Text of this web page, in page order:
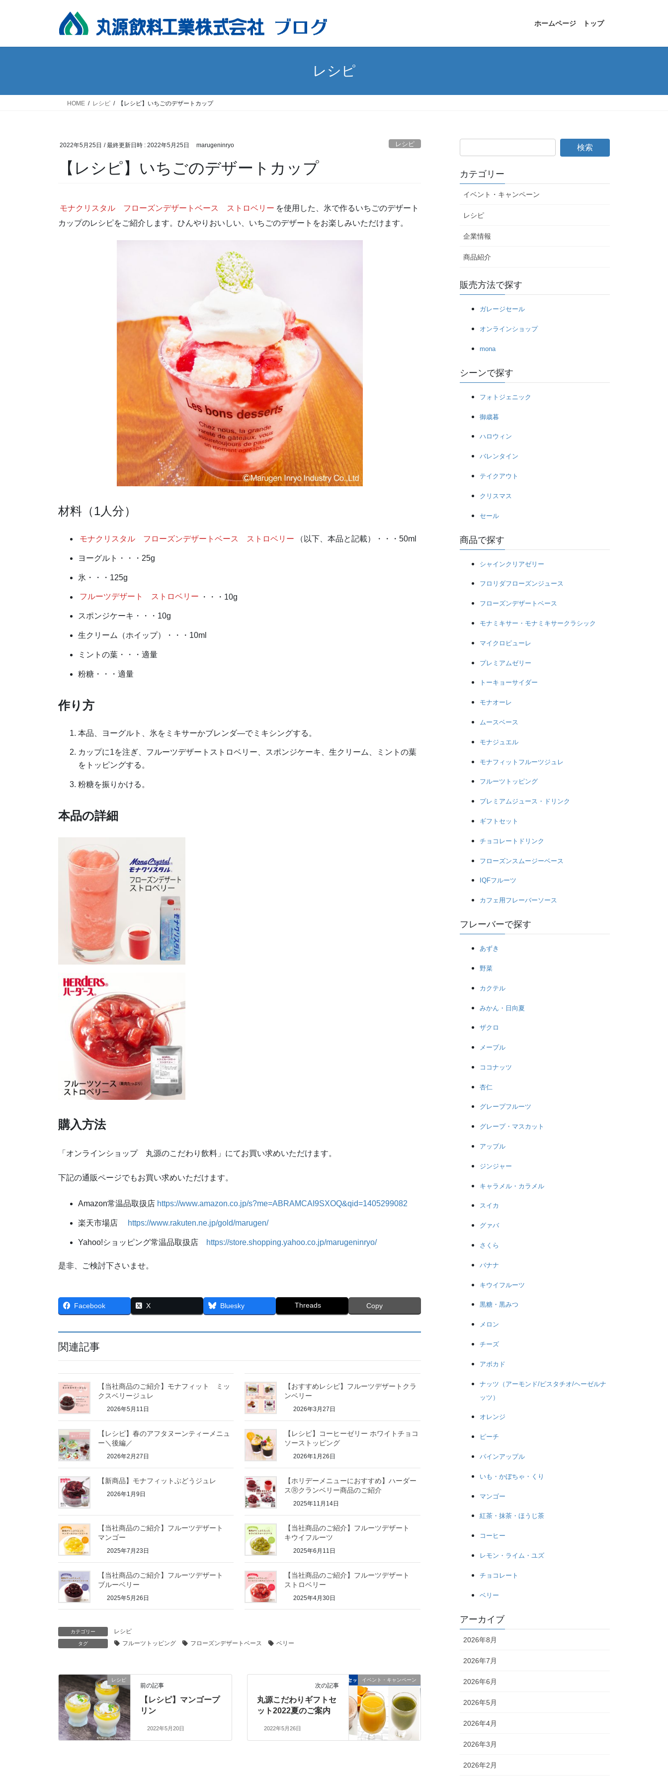
ホームページ トップ
レシピ
HOME レシピ 【レシピ】いちごのデザートカップ
2022年5月25日 / 最終更新日時 : 2022年5月25日 marugeninryo レシピ
【レシピ】いちごのデザートカップ
モナクリスタル フローズンデザートベース ストロベリー を使用した、氷で作るいちごのデザート
カップのレシピをご紹介します。ひんやりおいしい、いちごのデザートをお楽しみいただけます。
材料（1人分）
モナクリスタル フローズンデザートベース ストロベリー （以下、本品と記載）・・・50ml
ヨーグルト・・・25g
氷・・・125g
フルーツデザート ストロベリー ・・・10g
スポンジケーキ・・・10g
生クリーム（ホイップ）・・・10ml
ミントの葉・・・適量
粉糖・・・適量
作り方
本品、ヨーグルト、氷をミキサーかブレンダ―でミキシングする。
カップに1を注ぎ、フルーツデザートストロベリー、スポンジケーキ、生クリーム、ミントの葉
をトッピングする。
粉糖を振りかける。
本品の詳細
購入方法
「オンラインショップ 丸源のこだわり飲料」にてお買い求めいただけます。
下記の通販ページでもお買い求めいただけます。
Amazon常温品取扱店 https://www.amazon.co.jp/s?me=ABRAMCAI9SXOQ&qid=1405299082
楽天市場店 https://www.rakuten.ne.jp/gold/marugen/
Yahoo!ショッピング常温品取扱店 https://store.shopping.yahoo.co.jp/marugeninryo/
是非、ご検討下さいませ。
Facebook X Bluesky Threads Copy
関連記事
【当社商品のご紹介】モナフィット ミッ
クスベリージュレ
2026年5月11日
【おすすめレシピ】フルーツデザートクラ
ンベリー
2026年3月27日
【レシピ】春のアフタヌーンティーメニュ
ー＼後編／
2026年2月27日
【レシピ】コーヒーゼリー ホワイトチョコ
ソーストッピング
2026年1月26日
【新商品】モナフィットぶどうジュレ
2026年1月9日
【ホリデーメニューにおすすめ】ハーダー
スⓇクランベリー商品のご紹介
2025年11月14日
【当社商品のご紹介】フルーツデザート
マンゴー
2025年7月23日
【当社商品のご紹介】フルーツデザート
キウイフルーツ
2025年6月11日
【当社商品のご紹介】フルーツデザート
ブルーベリー
2025年5月26日
【当社商品のご紹介】フルーツデザート
ストロベリー
2025年4月30日
カテゴリー レシピ
タグ フルーツトッピング フローズンデザートベース ベリー
レシピ
前の記事
【レシピ】マンゴープ
リン
2022年5月20日
イベント・キャンペーン
次の記事
丸源こだわりギフトセ
ット2022夏のご案内
2022年5月26日
カテゴリー
イベント・キャンペーン
レシピ
企業情報
商品紹介
販売方法で探す
ガレージセール
オンラインショップ
mona
シーンで探す
フォトジェニック
御歳暮
ハロウィン
バレンタイン
テイクアウト
クリスマス
セール
商品で探す
シャインクリアゼリー
フロリダフローズンジュース
フローズンデザートベース
モナミキサー・モナミキサークラシック
マイクロピューレ
プレミアムゼリー
トーキョーサイダー
モナオーレ
ムースベース
モナジュエル
モナフィットフルーツジュレ
フルーツトッピング
プレミアムジュース・ドリンク
ギフトセット
チョコレートドリンク
フローズンスムージーベース
IQFフルーツ
カフェ用フレーバーソース
フレーバーで探す
あずき
野菜
カクテル
みかん・日向夏
ザクロ
メープル
ココナッツ
杏仁
グレープフルーツ
グレープ・マスカット
アップル
ジンジャー
キャラメル・カラメル
スイカ
グァバ
さくら
バナナ
キウイフルーツ
黒糖・黒みつ
メロン
チーズ
アボカド
ナッツ（アーモンド/ピスタチオ/ヘーゼルナ
ッツ）
オレンジ
ピーチ
パインアップル
いも・かぼちゃ・くり
マンゴー
紅茶・抹茶・ほうじ茶
コーヒー
レモン・ライム・ユズ
チョコレート
ベリー
アーカイブ
2026年8月
2026年7月
2026年6月
2026年5月
2026年4月
2026年3月
2026年2月